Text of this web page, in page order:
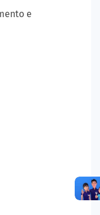
e